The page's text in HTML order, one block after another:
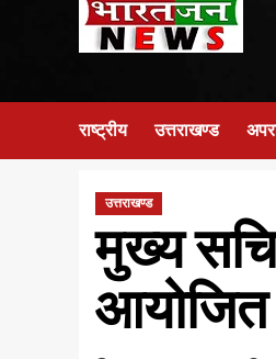
राष्ट्रीय उत्तराखण्ड
उत्तराखण्ड
मुख्य
आयोजित